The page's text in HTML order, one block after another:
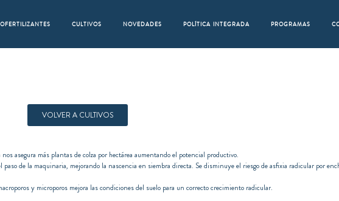
CULTIVOS NOVEDADES POLÍTICA INTEGRADA PROGRAMAS
VOLVER A CULTIVOS
asegura más plantas de colza por hectárea aumentando el potencial productivo.
de la maquinaria, mejorando la nascencia en siembra directa. Se disminuye el riesgo de asfixia radicular por
y microporos mejora las condiciones del suelo para un correcto crecimiento radicular.